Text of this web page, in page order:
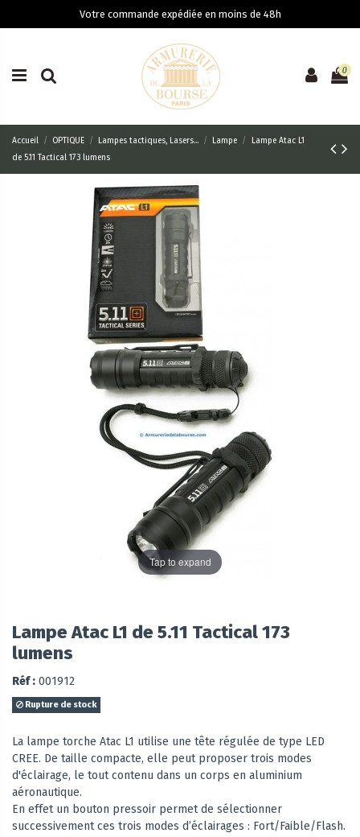
Votre commande expédiée en moins de 48h
0
Accueil OPTIQUE Lampes tactiques, Lasers... Lampe
Lampe Atac L1
de 5.11 Tactical 173 lumens
Tap to expand
Lampe Atac L1 de 5.11 Tactical 173
lumens
Réf : 001912
Rupture de stock
La lampe torche Atac L1 utilise une tête régulée de type LED
CREE. De taille compacte, elle peut proposer trois modes
d'éclairage, le tout contenu dans un corps en aluminium
aéronautique.
En effet un bouton pressoir permet de sélectionner
successivement ces trois modes d’éclairages : Fort/Faible/Flash.